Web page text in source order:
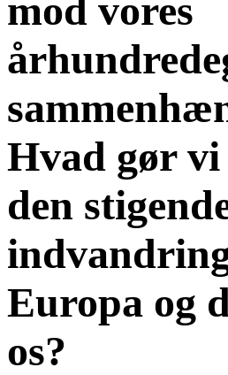
mod vores
Hvad gør
den
Europa og
os?